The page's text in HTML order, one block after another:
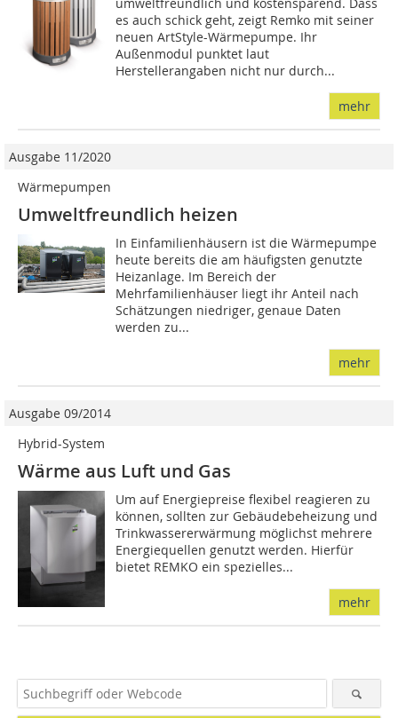
umweltfreundlich und kostensparend. Dass
es auch schick geht, zeigt Remko mit seiner
neuen ArtStyle-Wärmepumpe. Ihr
Außenmodul punktet laut
Herstellerangaben nicht nur durch...
mehr
Ausgabe 11/2020
Wärmepumpen
Umweltfreundlich heizen
In Einfamilienhäusern ist die Wärmepumpe
heute bereits die am häufigsten genutzte
Heizanlage. Im Bereich der
Mehrfamilienhäuser liegt ihr Anteil nach
Schätzungen niedriger, genaue Daten
werden zu...
mehr
Ausgabe 09/2014
Hybrid-System
Wärme aus Luft und Gas
Um auf Energiepreise flexibel reagieren zu
können, sollten zur Gebäudebeheizung und
Trinkwassererwärmung möglichst mehrere
Energiequellen genutzt werden. Hierfür
bietet REMKO ein spezielles...
mehr